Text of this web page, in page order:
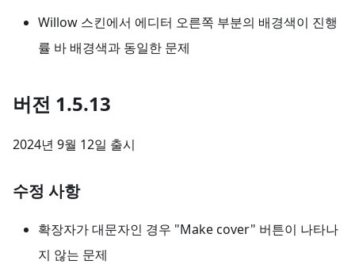
Willow 스킨에서 에디터 오른쪽 부분의 배경색이 진행
률 바 배경색과 동일한 문제
버전 1.5.13
2024년 9월 12일 출시
수정 사항
확장자가 대문자인 경우 "Make cover" 버튼이 나타나
지 않는 문제